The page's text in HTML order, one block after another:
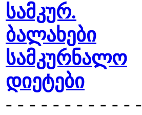
სამკურ.
ბალახები
სამკურნალო
დიეტები
- - - - - - - - - - - -